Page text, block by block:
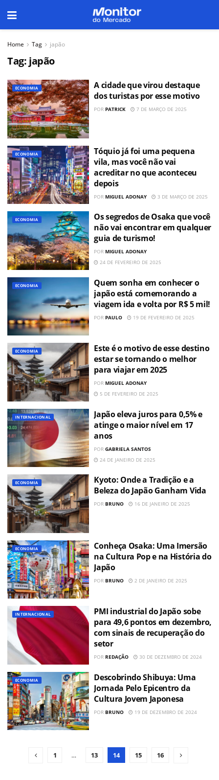
Home Tag japão
Tag: japão
ECONOMIA
A cidade que virou destaque
dos turistas por esse motivo
POR PATRICK 7 DE MARÇO DE 2025
ECONOMIA
Tóquio já foi uma pequena
vila, mas você não vai
acreditar no que aconteceu
depois
POR MIGUEL ADONAY 3 DE MARÇO DE 2025
ECONOMIA
Os segredos de Osaka que você
não vai encontrar em qualquer
guia de turismo!
POR MIGUEL ADONAY
24 DE FEVEREIRO DE 2025
ECONOMIA
Quem sonha em conhecer o
japão está comemorando a
viagem ida e volta por R$ 5 mil!
POR PAULO 19 DE FEVEREIRO DE 2025
ECONOMIA
Este é o motivo de esse destino
estar se tornando o melhor
para viajar em 2025
POR MIGUEL ADONAY
5 DE FEVEREIRO DE 2025
INTERNACIONAL
Japão eleva juros para 0,5% e
atinge o maior nível em 17
anos
POR GABRIELA SANTOS
24 DE JANEIRO DE 2025
ECONOMIA
Kyoto: Onde a Tradição e a
Beleza do Japão Ganham Vida
POR BRUNO 16 DE JANEIRO DE 2025
ECONOMIA
Conheça Osaka: Uma Imersão
na Cultura Pop e na História do
Japão
POR BRUNO 2 DE JANEIRO DE 2025
INTERNACIONAL
PMI industrial do Japão sobe
para 49,6 pontos em dezembro,
com sinais de recuperação do
setor
POR REDAÇÃO 30 DE DEZEMBRO DE 2024
ECONOMIA
Descobrindo Shibuya: Uma
Jornada Pelo Epicentro da
Cultura Jovem Japonesa
POR BRUNO 19 DE DEZEMBRO DE 2024
1 … 13 14 15 16